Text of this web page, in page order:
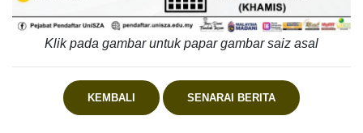
Klik pada gambar untuk papar gambar saiz asal
KEMBALI SENARAI BERITA